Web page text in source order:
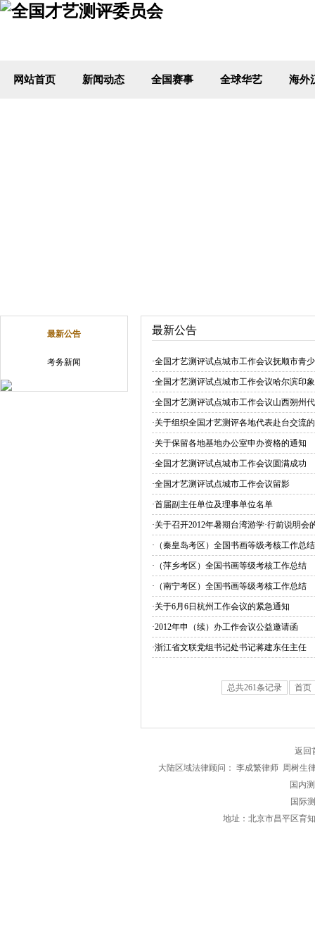
网站首页 新闻动态 全国赛事 全球华艺 海外
最新公告
考务新闻
最新公告
·全国才艺测评试点城市工作会议抚顺市青
·全国才艺测评试点城市工作会议哈尔滨印
·全国才艺测评试点城市工作会议山西朔州
·关于组织全国才艺测评各地代表赴台交流
·关于保留各地基地办公室申办资格的通知
·全国才艺测评试点城市工作会议圆满成功
·全国才艺测评试点城市工作会议留影
·首届副主任单位及理事单位名单
·关于召开2012年暑期台湾游学·行前说明会
· （秦皇岛考区）全国书画等级考核工作总结
· （萍乡考区）全国书画等级考核工作总结
· （南宁考区）全国书画等级考核工作总结
·关于6月6日杭州工作会议的紧急通知
·2012年申（续）办工作会议公益邀请函
·浙江省文联党组书记处书记蒋建东任主任
总共261条记录 首页
返回
大陆区域法律顾问： 李成繁律师 周树
国内测评
国际
地址：北京市昌平区